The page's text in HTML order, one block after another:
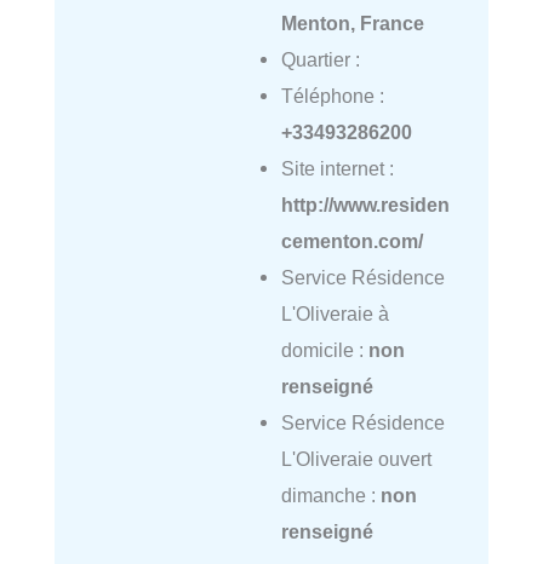
Menton, France
Quartier :
Téléphone :
+33493286200
Site internet :
http://www.residen
cementon.com/
Service Résidence
L'Oliveraie à
domicile : non
renseigné
Service Résidence
L'Oliveraie ouvert
dimanche : non
renseigné